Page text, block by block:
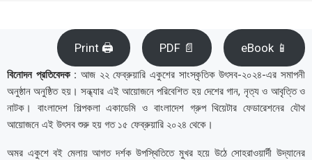
Print 🖨 PDF 📄 eBook 📱
বিনোদন প্রতিবেদক : আজ ২২ ফেব্রুয়ারি একুশের সাংস্কৃতিক উৎসব-২০২৪-এর সমাপনী
অনুষ্ঠান অনুষ্ঠিত হয়। সন্ধ্যার এই আয়োজনে পরিবেশিত হয় দেশের গান, নৃত্য ও আবৃত্তি ও
নাটক। বাংলাদেশ শিল্পকলা একাডেমি ও বাংলাদেশ গ্রুপ থিয়েটার ফেডারেশনের যৌথ
আয়োজনে এই উৎসব শুরু হয় গত ১৫ ফেব্রুয়ারি ২০২৪ থেকে।
অমর একুশে বই মেলায় আগত দর্শক উপস্থিতিতে মুখর হয়ে উঠে সোহরাওয়ার্দী উদ্যানের